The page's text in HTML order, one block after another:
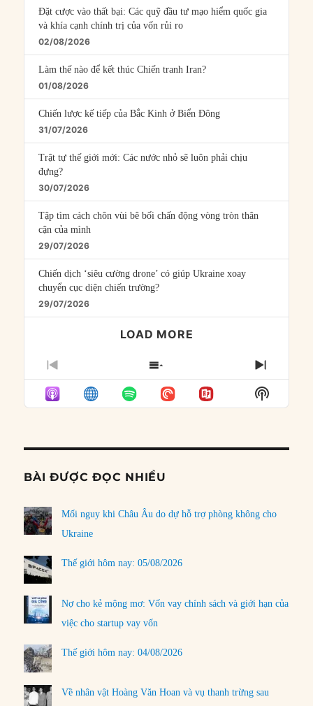
Đặt cược vào thất bại: Các quỹ đầu tư mạo hiểm quốc gia
và khía cạnh chính trị của vốn rủi ro
02/08/2026
Làm thế nào để kết thúc Chiến tranh Iran?
01/08/2026
Chiến lược kế tiếp của Bắc Kinh ở Biển Đông
31/07/2026
Trật tự thế giới mới: Các nước nhỏ sẽ luôn phải chịu
đựng?
30/07/2026
Tập tìm cách chôn vùi bê bối chấn động vòng tròn thân
cận của mình
29/07/2026
Chiến dịch ‘siêu cường drone’ có giúp Ukraine xoay
chuyển cục diện chiến trường?
29/07/2026
LOAD MORE
PREVIOUS
EPISODE
SHOW
EPISODES
LIST
NEXT
Show
Podcast
BÀI ĐƯỢC ĐỌC NHIỀU
Mối nguy khi Châu Âu do dự hỗ trợ phòng không cho
Ukraine
Thế giới hôm nay: 05/08/2026
Nợ cho kẻ mộng mơ: Vốn vay chính sách và giới hạn của
việc cho startup vay vốn
Thế giới hôm nay: 04/08/2026
Về nhân vật Hoàng Văn Hoan và vụ thanh trừng sau